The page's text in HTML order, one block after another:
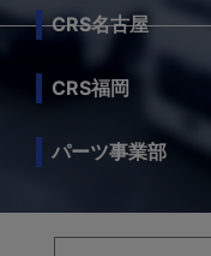
CRS名古屋
CRS福岡
パーツ事業部